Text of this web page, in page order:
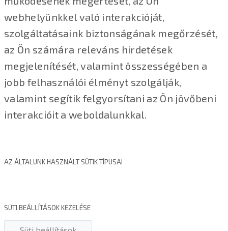
webhelyünkkel való interakcióját,
szolgáltatásaink biztonságának megőrzését,
az Ön számára releváns hirdetések
megjelenítését, valamint összességében a
jobb felhasználói élményt szolgálják,
valamint segítik felgyorsítani az Ön jövőbeni
interakcióit a weboldalunkkal.
AZ ÁLTALUNK HASZNÁLT SÜTIK TÍPUSAI
SÜTI BEÁLLÍTÁSOK KEZELÉSE